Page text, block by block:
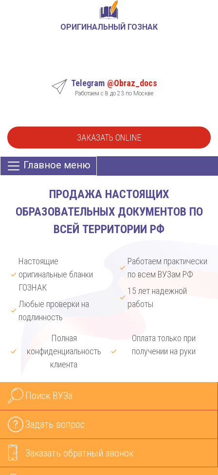
ОРИГИНАЛЬНЫЙ ГОЗНАК
Telegram @Obraz_docs
Работаем с 8 до 23 по Москве
ЗАКАЗАТЬ ONLINE
Главное меню
ПРОДАЖА НАСТОЯЩИХ
ОБРАЗОВАТЕЛЬНЫХ ДОКУМЕНТОВ ПО
ВСЕЙ ТЕРРИТОРИИ РФ
Настоящие
оригинальные бланки
ГОЗНАК
Любые проверки на
подлинность
Работаем практически
по всем ВУЗам РФ
15 лет надежной
работы
Полная
конфиденциальность
клиента
Оплата только при
получении на руки
Поиск ВУЗа
Задать вопрос
Заказать обратный звонок